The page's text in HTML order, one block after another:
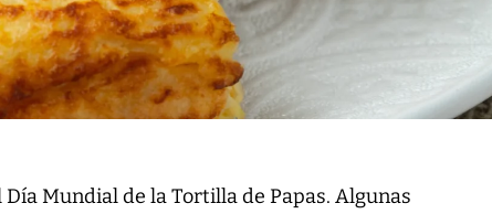
Día Mundial de la Tortilla de Papas. Algunas